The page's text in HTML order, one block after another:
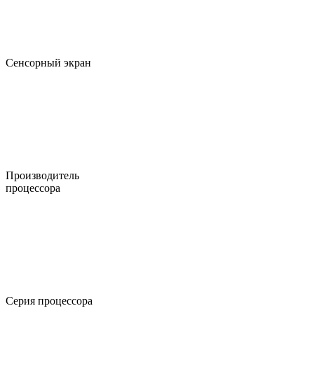
Сенсорный экран
Производитель
процессора
Серия процессора